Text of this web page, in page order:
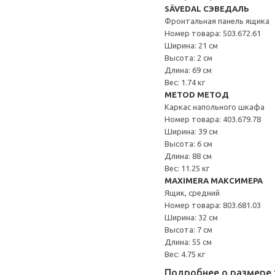
SÄVEDAL СЭВЕДАЛЬ
Фронтальная панель ящика
Номер товара: 503.672.61
Ширина: 21 см
Высота: 2 см
Длина: 69 см
Вес: 1.74 кг
METOD МЕТОД
Каркас напольного шкафа
Номер товара: 403.679.78
Ширина: 39 см
Высота: 6 см
Длина: 88 см
Вес: 11.25 кг
MAXIMERA МАКСИМЕРА
Ящик, средний
Номер товара: 803.681.03
Ширина: 32 см
Высота: 7 см
Длина: 55 см
Вес: 4.75 кг
Подробнее о размере